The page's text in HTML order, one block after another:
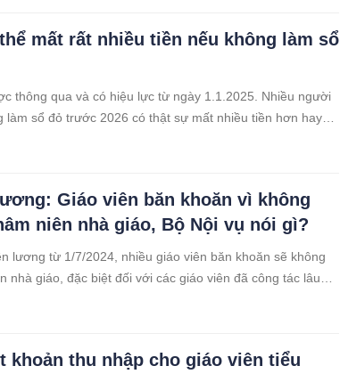
mất rất nhiều tiền nếu không làm sổ
thông qua và có hiệu lực từ ngày 1.1.2025. Nhiều người
làm sổ đỏ trước 2026 có thật sự mất nhiều tiền hơn hay
Giáo viên băn khoăn vì không
niên nhà giáo, Bộ Nội vụ nói gì?
lương từ 1/7/2024, nhiều giáo viên băn khoăn sẽ không
nhà giáo, đặc biệt đối với các giáo viên đã công tác lâu
khoản thu nhập cho giáo viên tiểu